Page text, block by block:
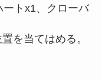
ートx1、クローバ
を当てはめる。